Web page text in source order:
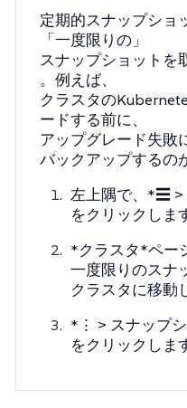
定期的スナップショ
「一度限りの」
スナップショットを
。例えば、
クラスタの
ードする前に、
アップグレード失敗
バックアップするの
左上隅で、*☰ >
をクリックしま
*クラスタ*ペー
一度限りのスナ
クラスタに移動
*⋮ > スナップ
をクリックしま